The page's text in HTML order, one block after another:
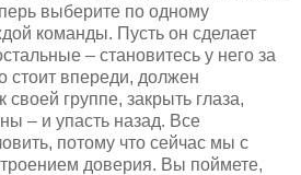
выберите по одному
команды. Пусть он сделает
– становитесь у него за
стоит впереди, должен
своей группе, закрыть глаза,
– и упасть назад. Все
потому что сейчас мы с
доверия. Вы поймете,